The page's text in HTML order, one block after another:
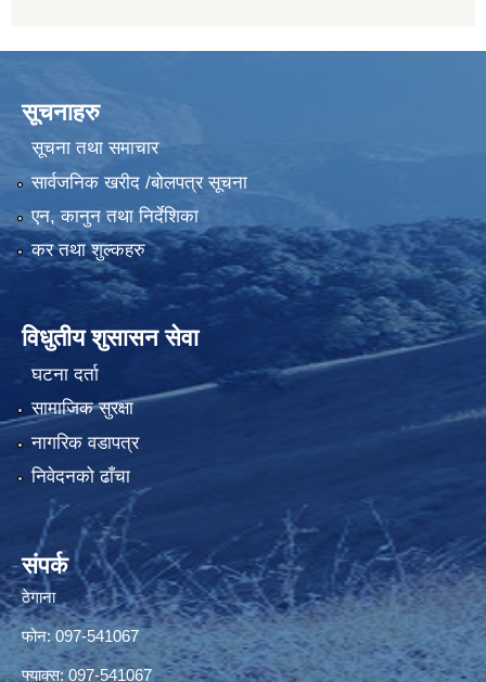
सूचनाहरु
सूचना तथा समाचार
सार्वजनिक खरीद /बोलपत्र सूचना
एन, कानुन तथा निर्देशिका
कर तथा शुल्कहरु
विधुतीय शुसासन सेवा
घटना दर्ता
सामाजिक सुरक्षा
नागरिक वडापत्र
निवेदनको ढाँचा
संपर्क
ठेगाना
फोन: 097-541067
फ्याक्स: 097-541067